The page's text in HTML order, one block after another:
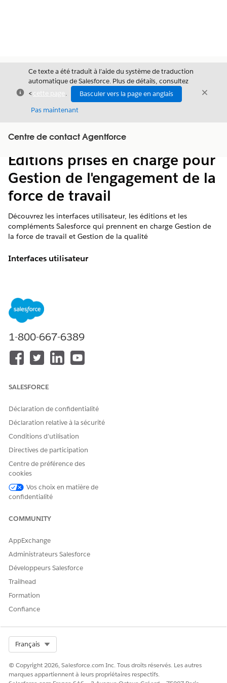
Fermer
Ce texte a été traduit à l’aide du système de traduction
automatique de Salesforce. Plus de détails, consultez
<cette page .
Basculer vers la page en anglais
Pas maintenant
Fermer
Centre de contact Agentforce
Afficher la table des matières
Table des
Éditions prises en charge pour
Gestion de l'engagement de la
force de travail
Découvrez les interfaces utilisateur, les éditions et les
compléments Salesforce qui prennent en charge Gestion de
la force de travail et Gestion de la qualité
Interfaces utilisateur
Éditions
Gestion de la force de travail et de la qualité est disponible
dans ces éditions.
Enterprise
Performance
Gestion de la force de travail et de la qualité est disponible
moyennant un coût supplémentaire en tant que licence
Cloud).
chargé de compte ou accédez à
Dites-nous ce que nous pouvons améliorer !
1-800-667-6389
SALESFORCE
Déclaration de confidentialité
Déclaration relative à la sécurité
Conditions d’utilisation
Directives de participation
Centre de préférence des
cookies
Vos choix en matière de
confidentialité
COMMUNITY
AppExchange
Administrateurs Salesforce
Développeurs Salesforce
Trailhead
Formation
Confiance
Français
© Copyright 2026, Salesforce.com Inc. Tous droits réservés. Les autres
marques appartiennent à leurs propriétaires respectifs.